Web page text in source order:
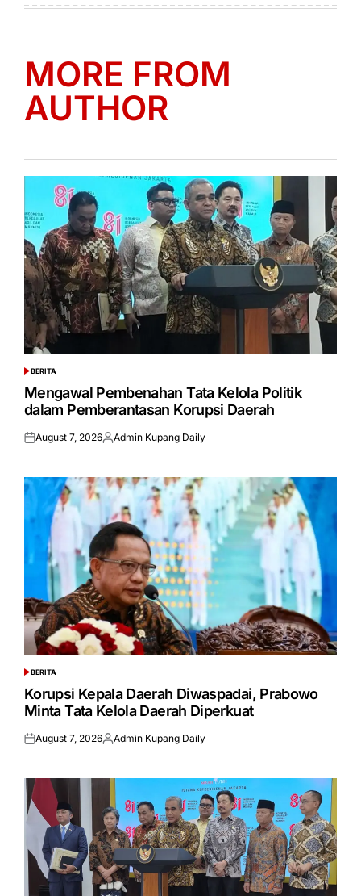
MORE FROM
AUTHOR
POSTED
IN
BERITA
Mengawal Pembenahan Tata Kelola Politik
dalam Pemberantasan Korupsi Daerah
Posted
August 7, 2026Posted
Admin Kupang Daily
POSTED
IN
BERITA
Korupsi Kepala Daerah Diwaspadai, Prabowo
Minta Tata Kelola Daerah Diperkuat
Posted
August 7, 2026Posted
Admin Kupang Daily